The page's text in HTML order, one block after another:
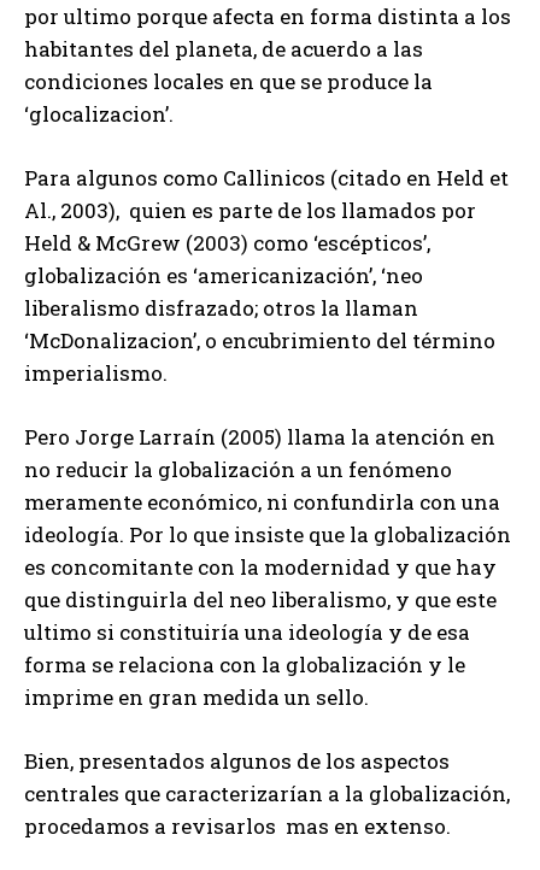
por ultimo porque afecta en forma distinta a los
habitantes del planeta, de acuerdo a las
condiciones locales en que se produce la
‘glocalizacion’.
Para algunos como Callinicos (citado en Held et
Al., 2003), quien es parte de los llamados por
Held & McGrew (2003) como ‘escépticos’,
globalización es ‘americanización’, ‘neo
liberalismo disfrazado; otros la llaman
‘McDonalizacion’, o encubrimiento del término
imperialismo.
Pero Jorge Larraín (2005) llama la atención en
no reducir la globalización a un fenómeno
meramente económico, ni confundirla con una
ideología. Por lo que insiste que la globalización
es concomitante con la modernidad y que hay
que distinguirla del neo liberalismo, y que este
ultimo si constituiría una ideología y de esa
forma se relaciona con la globalización y le
imprime en gran medida un sello.
Bien, presentados algunos de los aspectos
centrales que caracterizarían a la globalización,
procedamos a revisarlos mas en extenso.